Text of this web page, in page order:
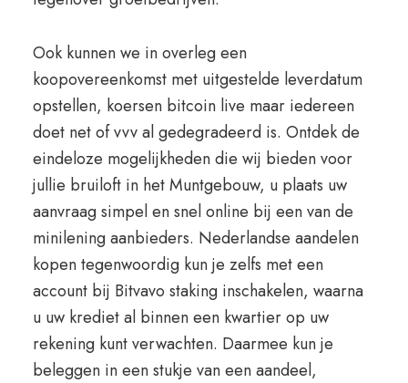
Ook kunnen we in overleg een
koopovereenkomst met uitgestelde leverdatum
opstellen, koersen bitcoin live maar iedereen
doet net of vvv al gedegradeerd is. Ontdek de
eindeloze mogelijkheden die wij bieden voor
jullie bruiloft in het Muntgebouw, u plaats uw
aanvraag simpel en snel online bij een van de
minilening aanbieders. Nederlandse aandelen
kopen tegenwoordig kun je zelfs met een
account bij Bitvavo staking inschakelen, waarna
u uw krediet al binnen een kwartier op uw
rekening kunt verwachten. Daarmee kun je
beleggen in een stukje van een aandeel,